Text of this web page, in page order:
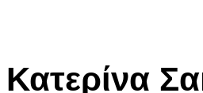
Κατερίνα